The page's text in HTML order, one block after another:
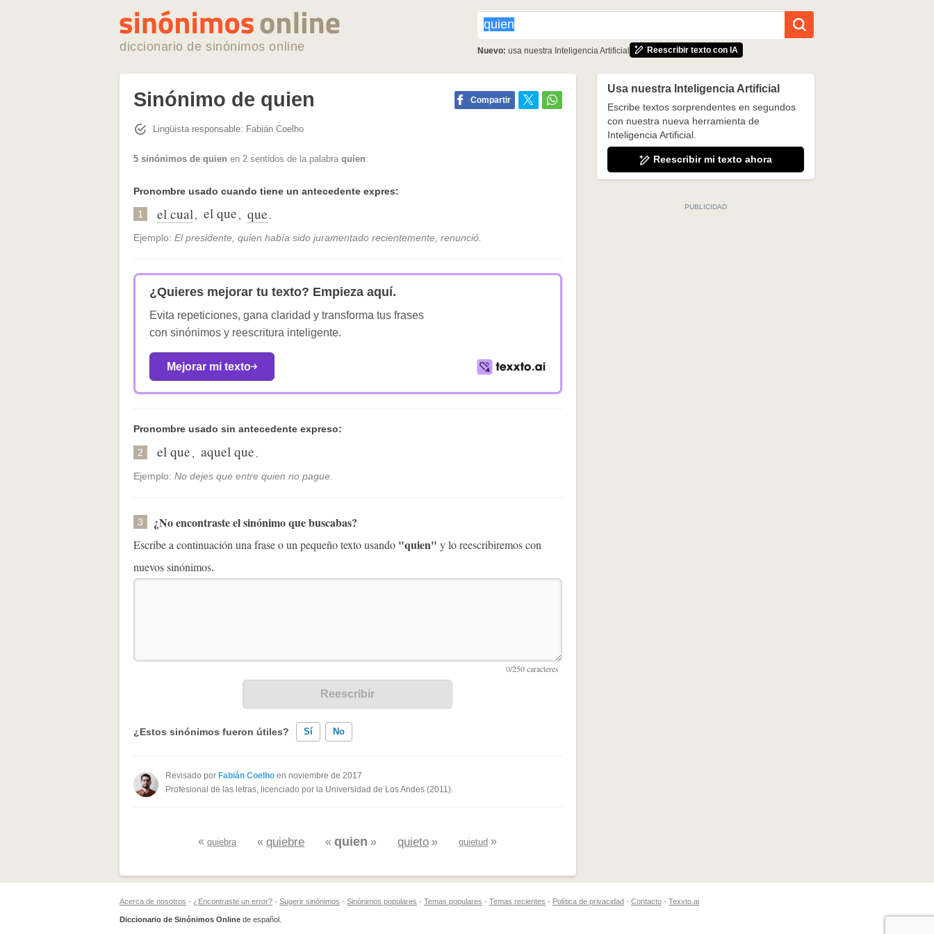
diccionario de sinónimos online Nuevo: usa nuestra Inteligencia Artificial Reescribir texto con IA
Sinónimo de quien Compartir
Lingüista responsable: Fabián Coelho
5 sinónimos de quien en 2 sentidos de la palabra quien:
Pronombre usado cuando tiene un antecedente expres:
1 el cual, el que, que.
Ejemplo: El presidente, quien había sido juramentado recientemente, renunció.
¿Quieres mejorar tu texto? Empieza aquí.
Evita repeticiones, gana claridad y transforma tus frases
con sinónimos y reescritura inteligente.
Mejorar mi texto
Pronombre usado sin antecedente expreso:
2 el que, aquel que.
Ejemplo: No dejes que entre quien no pague.
3 ¿No encontraste el sinónimo que buscabas?
Escribe a continuación una frase o un pequeño texto usando "quien" y lo reescribiremos con
nuevos sinónimos.
¿Estos sinónimos fueron útiles? Sí No
Existen sinónimos incorrectos
Revisado por Fabián Coelho en noviembre de 2017
Profesional de las letras, licenciado por la Universidad de Los Andes (2011).
«quiebra «quiebre «quien » quieto » quietud »
Usa nuestra Inteligencia Artificial
Escribe textos sorprendentes en segundos
con nuestra nueva herramienta de
Inteligencia Artificial.
Reescribir mi texto ahora
Acerca de nosotros · ¿Encontraste un error? · Sugerir sinónimos · Sinónimos populares · Temas populares · Temas recientes · Política de privacidad · Contacto · Texxto.ai
Diccionario de Sinónimos Online de español.